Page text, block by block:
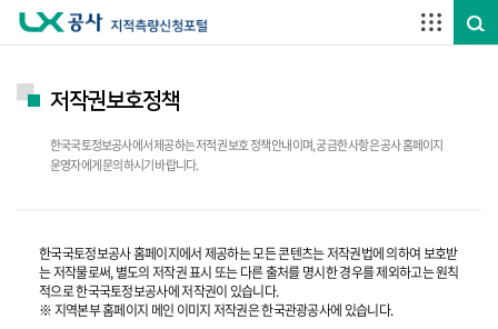
저작권보호정책
한국국토정보공사에서 제공하는 저적권 보호 정책 안내이며, 궁금한 사항은 공사 홈페이지
운영자에게 문의하시기 바랍니다.
한국국토정보공사 홈페이지에서 제공하는 모든 콘텐츠는 저작권법에 의하여 보호받
는 저작물로써, 별도의 저작권 표시 또는 다른 출처를 명시한 경우를 제외하고는 원칙
적으로 한국국토정보공사에 저작권이 있습니다.
※ 지역본부 홈페이지 메인 이미지 저작권은 한국관광공사에 있습니다.